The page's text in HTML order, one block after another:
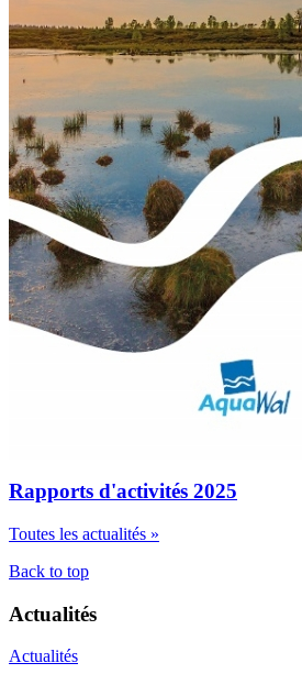
Rapports d'activités 2025
Toutes les actualités »
Back to top
Actualités
Actualités